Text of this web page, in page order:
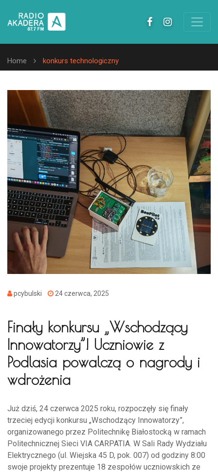
Home konkurs technologiczny
pcybulski 24 czerwca, 2025
Finały konkursu „Wschodzący
Innowatorzy”! Uczniowie z
Podlasia powalczą o nagrody i
wdrożenia
Już dziś, 24 czerwca 2025 roku, rozpoczęły się finały
trzeciej edycji konkursu „Wschodzący Innowatorzy”,
organizowanego przez Politechnikę Białostocką w ramach
Politechnicznej Sieci VIA CARPATIA. W Sali Rady Wydziału
Elektrycznego (ul. Wiejska 45 D, pok. 007) od godziny 8:00
swoje projekty prezentuje 18 zespołów uczniowskich ze